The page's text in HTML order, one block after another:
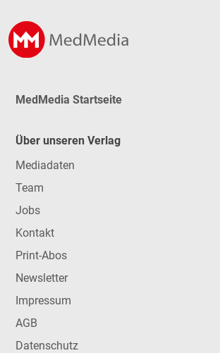
MedMedia Startseite
Über unseren Verlag
Mediadaten
Team
Jobs
Kontakt
Print-Abos
Newsletter
Impressum
AGB
Datenschutz